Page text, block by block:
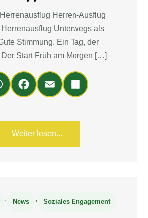
Herren-Ausflug
Herrenausflug Unterwegs als
Stimmung. Ein Tag, der
Der Start Früh am Morgen […]
Fa
ce
ok
Em
ail
Teil
en
Weiter lesen...
, News , Soziales Engagement